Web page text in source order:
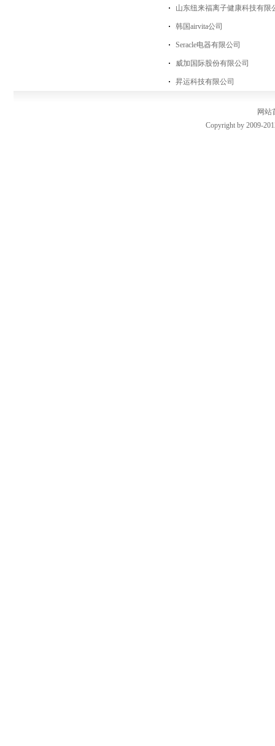
山东纽来福离子健康科技有限
韩国airvita公司
Seracle电器有限公司
威加国际股份有限公司
昇运科技有限公司
网站
Copyright by 2009-